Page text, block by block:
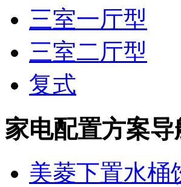
三室一厅型
三室二厅型
复式
家电配置方案导
美菱下置水桶